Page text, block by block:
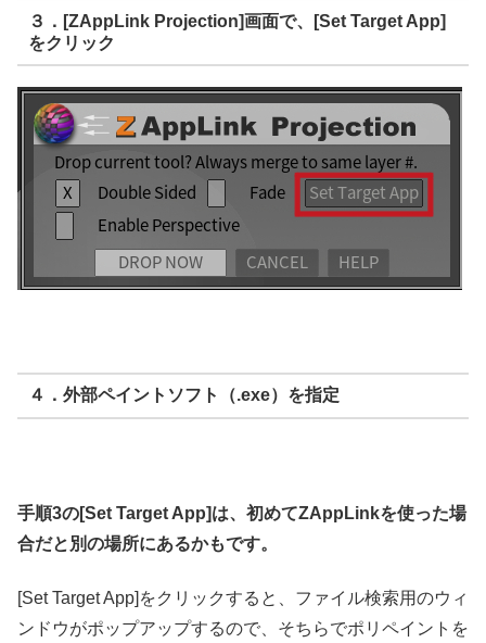
３．[ZAppLink Projection]画面で、[Set Target App]
をクリック
４．外部ペイントソフト（.exe）を指定
手順3の[Set Target App]は、初めてZAppLinkを使った場
合だと別の場所にあるかもです。
[Set Target App]をクリックすると、ファイル検索用のウィ
ンドウがポップアップするので、そちらでポリペイントを